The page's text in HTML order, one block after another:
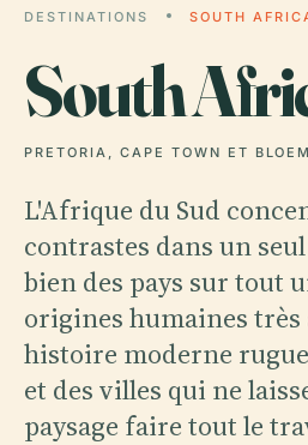
DESTINATIONS SOUTH
South
PRETORIA, CAPE TOWN ET
L'Afrique du Sud
contrastes dans un
bien des pays sur tout
origines humaines très
histoire moderne
et des villes qui ne
paysage faire tout le